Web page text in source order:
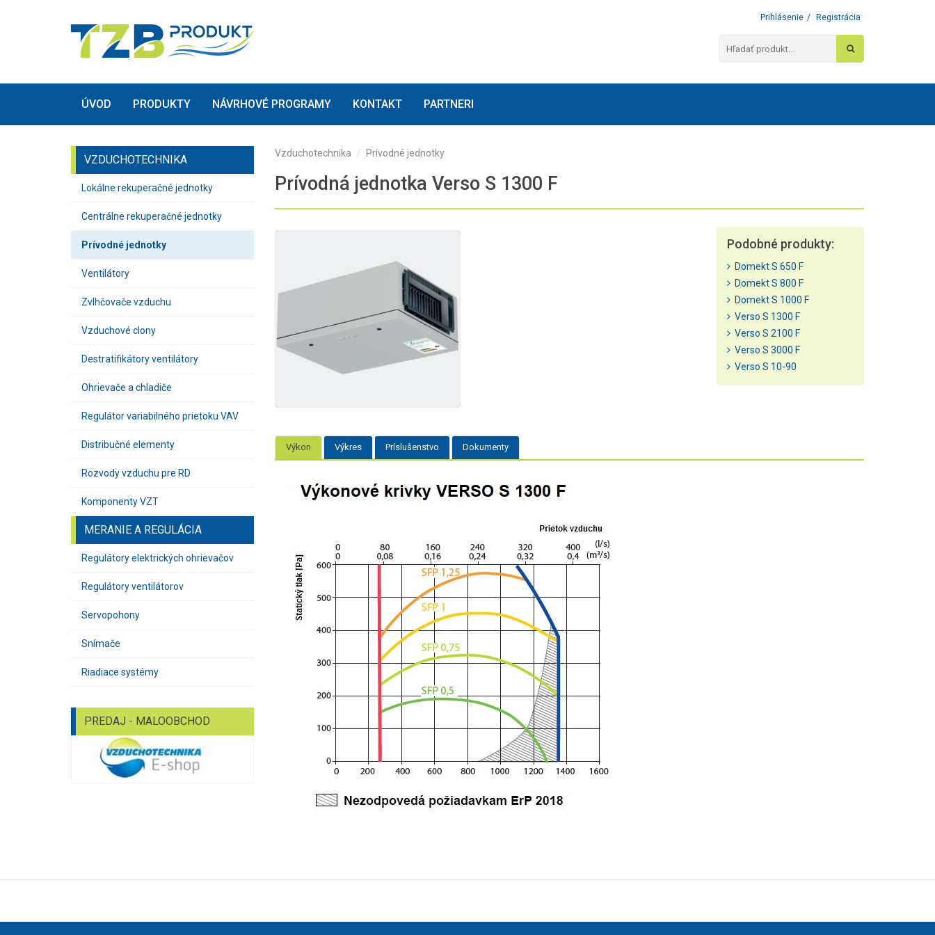
Prihlásenie / Registrácia
ÚVOD PRODUKTY NÁVRHOVÉ PROGRAMY KONTAKT PARTNERI
VZDUCHOTECHNIKA
Lokálne rekuperačné jednotky
Centrálne rekuperačné jednotky
Prívodné jednotky
Ventilátory
Zvlhčovače vzduchu
Vzduchové clony
Destratifikátory ventilátory
Ohrievače a chladiče
Regulátor variabilného prietoku VAV
Distribučné elementy
Rozvody vzduchu pre RD
Komponenty VZT
MERANIE A REGULÁCIA
Regulátory elektrických ohrievačov
Regulátory ventilátorov
Servopohony
Snímače
Riadiace systémy
PREDAJ - MALOOBCHOD
Vzduchotechnika Prívodné jednotky
Prívodná jednotka Verso S 1300 F
Podobné produkty:
Domekt S 650 F
Domekt S 800 F
Domekt S 1000 F
Verso S 1300 F
Verso S 2100 F
Verso S 3000 F
Verso S 10-90
Výkon Výkres Príslušenstvo Dokumenty